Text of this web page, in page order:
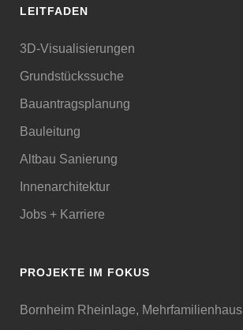
LEITFADEN
3D-Visualisierungen
Grundstückssuche
Bauantragsplanung
Bauleitung
Altbau Sanierung
Innenarchitektur
Jobs + Karriere
PROJEKTE IM FOKUS
Bornheim Rheinlage, Mehrfamilienhaus